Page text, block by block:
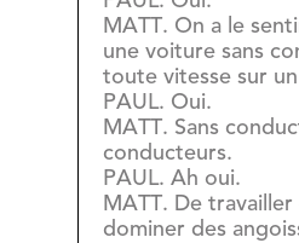
MATT. On a le
une voiture sans
toute vitesse sur
PAUL. Oui.
MATT. Sans
conducteurs.
PAUL. Ah oui.
MATT. De
dominer des